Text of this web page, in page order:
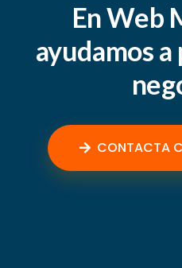
En Web
ayudamos
CONTACTA